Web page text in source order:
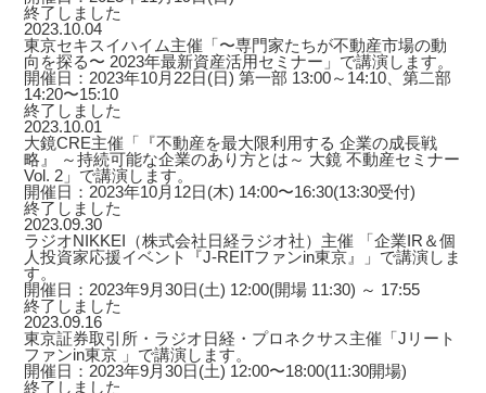
終了しました
2023.10.04
東京セキスイハイム主催「〜専門家たちが不動産市場の動
向を探る〜 2023年最新資産活用セミナー」で講演します。
開催日：2023年10月22日(日) 第一部 13:00～14:10、第二部
14:20〜15:10
終了しました
2023.10.01
大鏡CRE主催「『不動産を最大限利用する 企業の成長戦
略』 ～持続可能な企業のあり方とは～ 大鏡 不動産セミナー
Vol. 2」で講演します。
開催日：2023年10月12日(木) 14:00〜16:30(13:30受付)
終了しました
2023.09.30
ラジオNIKKEI（株式会社日経ラジオ社）主催 「企業IR＆個
人投資家応援イベント『J-REITファンin東京』」で講演しま
す。
開催日：2023年9月30日(土) 12:00(開場 11:30) ～ 17:55
終了しました
2023.09.16
東京証券取引所・ラジオ日経・プロネクサス主催「Jリート
ファンin東京 」で講演します。
開催日：2023年9月30日(土) 12:00〜18:00(11:30開場)
終了しました